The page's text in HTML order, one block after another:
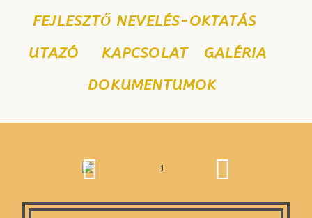
FEJLESZTŐ NEVELÉS-OKTATÁS
UTAZÓ
KAPCSOLAT
GALÉRIA
DOKUMENTUMOK